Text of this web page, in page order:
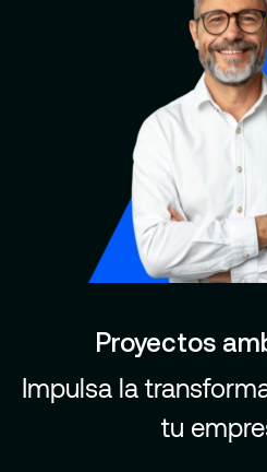
Proyectos
Impulsa la
tu